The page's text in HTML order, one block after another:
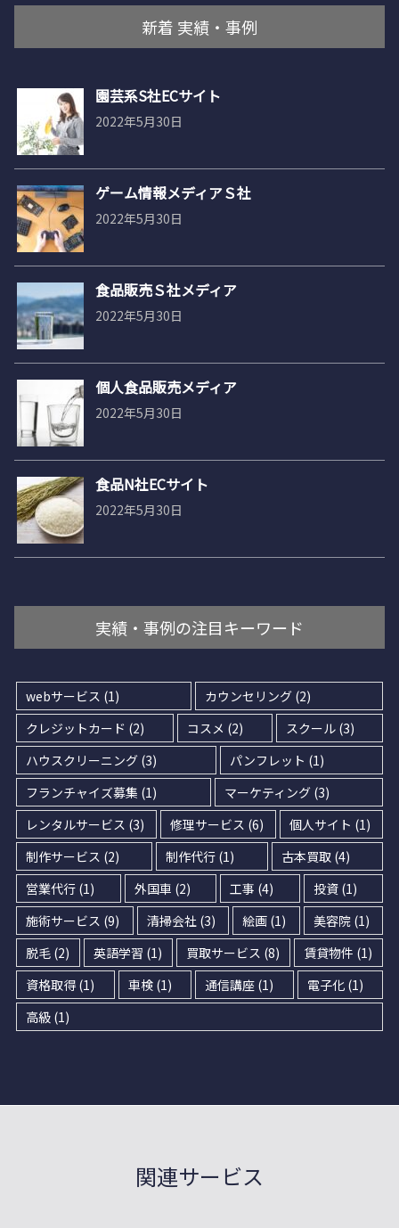
新着 実績・事例
園芸系S社ECサイト
2022年5月30日
ゲーム情報メディアＳ社
2022年5月30日
食品販売Ｓ社メディア
2022年5月30日
個人食品販売メディア
2022年5月30日
食品N社ECサイト
2022年5月30日
実績・事例の注目キーワード
webサービス (1) カウンセリング (2)
クレジットカード (2) コスメ (2) スクール(3)
ハウスクリーニング (3) パンフレット (1)
フランチャイズ募集 (1) マーケティング(3)
レンタルサービス (3) 修理サービス (6) 個人サイト (1)
制作サービス (2) 制作代行 (1) 古本買取(4)
営業代行 (1) 外国車 (2) 工事 (4) 投資(1)
施術サービス (9) 清掃会社 (3) 絵画 (1) 美容院(1)
脱毛 (2) 英語学習 (1) 買取サービス (8) 賃貸物件 (1)
資格取得 (1) 車検(1) 通信講座 (1) 電子化(1)
高級 (1)
関連サービス